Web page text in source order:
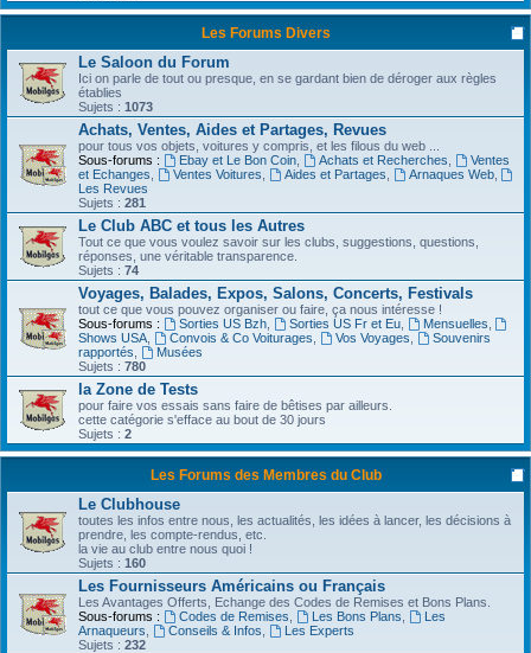
Les Forums Divers
Le Saloon du Forum
Ici on parle de tout ou presque, en se gardant bien de déroger aux règles
établies
Sujets : 1073
Achats, Ventes, Aides et Partages, Revues
pour tous vos objets, voitures y compris, et les filous du web ...
Sous-forums :
Ebay et Le Bon Coin, Achats et Recherches
Ventes
et Echanges
Ventes Voitures Aides et Partages Arnaques Web,
Les Revues
Sujets : 281
Le Club ABC et tous les Autres
Tout ce que vous voulez savoir sur les clubs, suggestions, questions,
réponses, une véritable transparence.
Sujets : 74
Voyages, Balades, Expos, Salons, Concerts, Festivals
tout ce que vous pouvez organiser ou faire, ça nous intéresse !
Sous-forums :
Sorties US Bzh, Sorties US Fr et Eu, Mensuelles
Shows USA
Convois & Co Voiturages Vos Voyages
Souvenirs
rapportés
Musées
Sujets : 780
la Zone de Tests
pour faire vos essais sans faire de bêtises par ailleurs.
cette catégorie s'efface au bout de 30 jours
Sujets : 2
Les Forums des Membres du Club
Le Clubhouse
toutes les infos entre nous, les actualités, les idées à lancer, les décisions à
prendre, les compte-rendus, etc.
la vie au club entre nous quoi !
Sujets : 160
Les Fournisseurs Américains ou Français
Les Avantages Offerts, Echange des Codes de Remises et Bons Plans.
Sous-forums :
Codes de Remises Les Bons Plans
Les
Arnaqueurs
Conseils & Infos
Les Experts
Sujets : 232